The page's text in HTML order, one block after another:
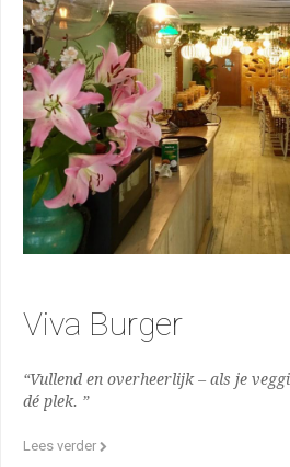
Viva Burger
“Vullend en overheerlijk – als je
dé plek. ”
Lees verder